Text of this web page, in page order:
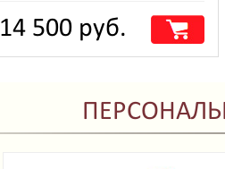
14 500 руб.